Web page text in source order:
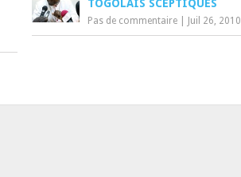
TOGOLAIS SCEPTIQUES
Pas de commentaire Juil 26, 2010